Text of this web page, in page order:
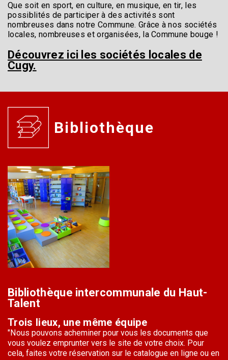
Que soit en sport, en culture, en musique, en tir, les
possiblités de participer à des activités sont
nombreuses dans notre Commune. Grâce à nos sociétés
locales, nombreuses et organisées, la Commune bouge !
Découvrez ici les sociétés locales de
Cugy.
Bibliothèque
Bibliothèque intercommunale du Haut-
Talent
Trois lieux, une même équipe
"Nous pouvons acheminer pour vous les documents que
vous voulez emprunter vers le site de votre choix. Pour
cela, faites votre réservation sur le catalogue en ligne ou en